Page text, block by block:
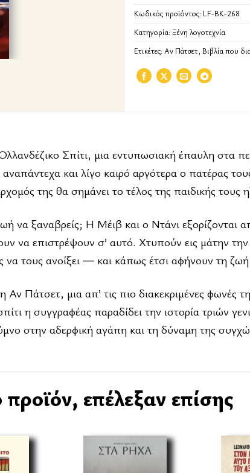
Κωδικός προϊόντος: LF-BK-268
Κατηγορία: Ξένη λογοτεχνία
Ετικέτες: Αν Πάτσετ, Βιβλία που
Σπίτι, μια εντυπωσιακή έπαυλη στα
και λίγο καιρό αργότερα ο πατέρας
της θα σημάνει το τέλος της παιδικής τους
να ξαναβρείς; Η Μέιβ και ο Ντάνι εξορίζονται
να επιστρέψουν σ’ αυτό. Χτυπούν εις μάτην
να τους ανοίξει ― και κάπως έτσι αφήνουν τη
Αν Πάτσετ, μια απ’ τις πιο διακεκριμένες φωνές
η συγγραφέας παραδίδει την ιστορία τριών
στην αδερφική αγάπη και τη δύναμη της
επέλεξαν επίσης